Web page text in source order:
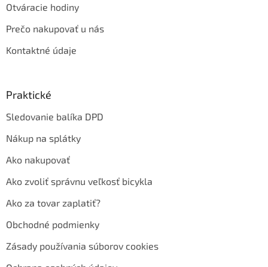
Otváracie hodiny
Prečo nakupovať u nás
Kontaktné údaje
Praktické
Sledovanie balíka DPD
Nákup na splátky
Ako nakupovať
Ako zvoliť správnu veľkosť bicykla
Ako za tovar zaplatiť?
Obchodné podmienky
Zásady používania súborov cookies